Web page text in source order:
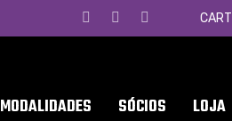
CART
MODALIDADES SÓCIOS LOJA